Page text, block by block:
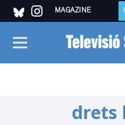
MAGAZINE
drets